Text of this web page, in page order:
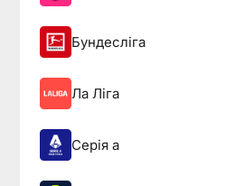
Бундесліга
Ла Ліга
Серія а